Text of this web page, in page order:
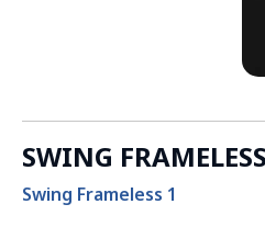
SWING
Swing Frameless 1